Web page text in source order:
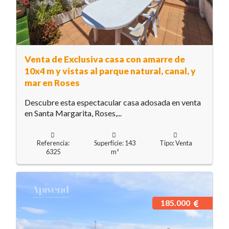
Venta de Exclusiva casa con amarre de
10x4 m y vistas al parque natural, canal, y
mar en Roses
Descubre esta espectacular casa adosada en venta
en Santa Margarita, Roses,...
Referencia:
6325
Superfície: 143
m²
Tipo: Venta
185.000